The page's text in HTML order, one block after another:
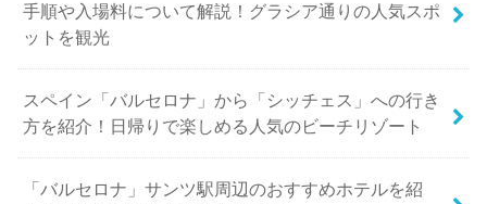
手順や入場料について解説！グラシア通りの人気スポ
ットを観光
スペイン「バルセロナ」から「シッチェス」への行き
方を紹介！日帰りで楽しめる人気のビーチリゾート
「バルセロナ」サンツ駅周辺のおすすめホテルを紹